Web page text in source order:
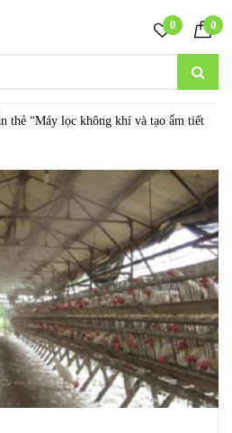
0 0
thẻ “Máy lọc không khí và tạo ẩm tiết